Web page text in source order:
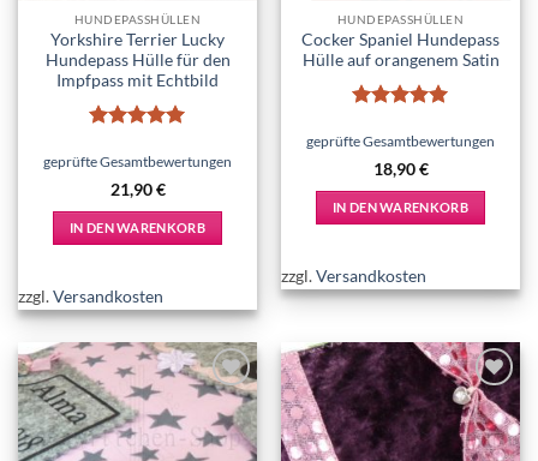
werden
HUNDEPASSHÜLLEN
Yorkshire Terrier Lucky
Hundepass Hülle für den
Impfpass mit Echtbild
mit5von
geprüfte Gesamtbewertungen
21,90€
IN DEN WARENKORB
zzgl.Versandkosten
HUNDEPASSHÜLLEN
Cocker Spaniel Hundepass
Hülle auf orangenem Satin
mit5von
geprüfte Gesamtbewertungen
18,90€
IN DEN WARENKORB
zzgl.Versandkosten
Add to
wishlist
Add to
wishlist